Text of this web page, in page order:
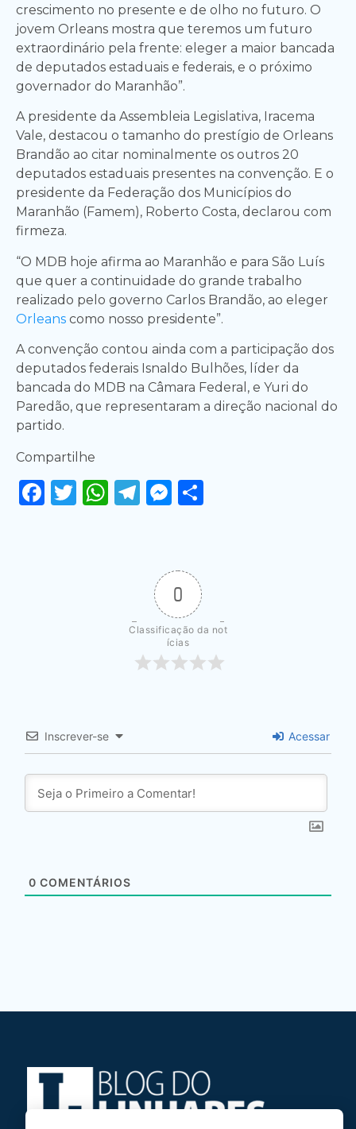
crescimento no presente e de olho no futuro. O
jovem Orleans mostra que teremos um futuro
extraordinário pela frente: eleger a maior bancada
de deputados estaduais e federais, e o próximo
governador do Maranhão”.
A presidente da Assembleia Legislativa, Iracema
Vale, destacou o tamanho do prestígio de Orleans
Brandão ao citar nominalmente os outros 20
deputados estaduais presentes na convenção. E o
presidente da Federação dos Municípios do
Maranhão (Famem), Roberto Costa, declarou com
firmeza.
“O MDB hoje afirma ao Maranhão e para São Luís
que quer a continuidade do grande trabalho
realizado pelo governo Carlos Brandão, ao eleger
Orleans como nosso presidente”.
A convenção contou ainda com a participação dos
deputados federais Isnaldo Bulhões, líder da
bancada do MDB na Câmara Federal, e Yuri do
Paredão, que representaram a direção nacional do
partido.
Compartilhe
Facebook
Twitter
WhatsApp
Telegram
Messenger
0
Classificação da not
ícias
Inscrever-se Acessar
0 COMENTÁRIOS